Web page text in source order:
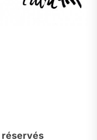
réservés